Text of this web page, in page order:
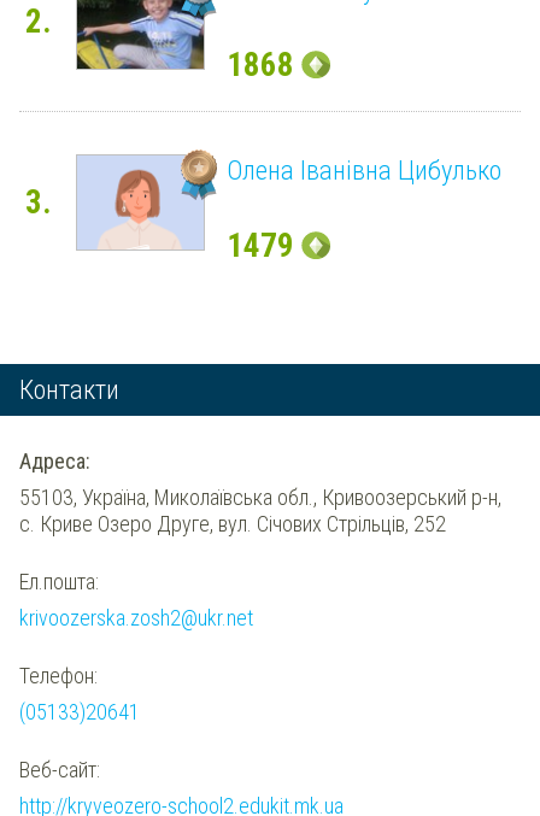
2.
1868
3.
Олена Іванівна Цибулько
1479
Контакти
Адреса:
55103, Україна, Миколаївська обл., Кривоозерський р-н,
с. Криве Озеро Друге, вул. Січових Стрільців, 252
Ел.пошта:
krivoozerska.zosh2@ukr.net
Телефон:
(05133)20641
Веб-сайт:
http://kryveozero-school2.edukit.mk.ua